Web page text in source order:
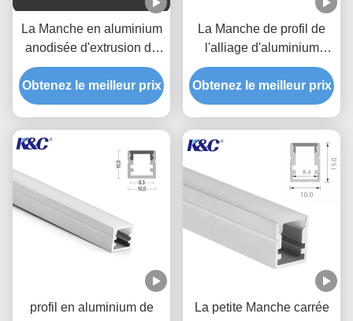
La Manche en aluminium
anodisée d'extrusion de
profil de petite bande de
LED
Obtenez le meilleur prix
La Manche de profil de
l'alliage d'aluminium
6063 T5 LED avec la
couverture de diffuseur de
PC
Obtenez le meilleur prix
profil en aluminium de
La petite Manche carrée